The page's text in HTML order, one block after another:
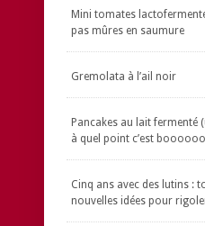
Mini tomates
pas mûres en saumure
Gremolata à l’ail noir
Pancakes au lait fermenté
à quel point c’est
Cinq ans avec des lutins :
nouvelles idées pour